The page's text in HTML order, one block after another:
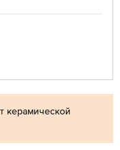
керамической